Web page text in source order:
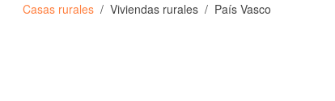
Casas rurales Viviendas rurales País Vasco